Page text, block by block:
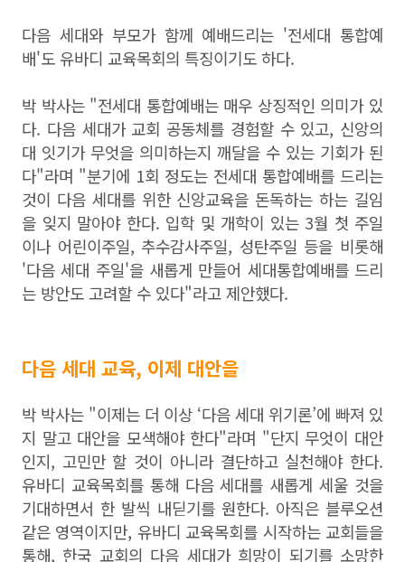
다음 세대와 부모가 함께 예배드리는 '전세대 통합예
배'도 유바디 교육목회의 특징이기도 하다.
박 박사는 "전세대 통합예배는 매우 상징적인 의미가 있
다. 다음 세대가 교회 공동체를 경험할 수 있고, 신앙의
대 잇기가 무엇을 의미하는지 깨달을 수 있는 기회가 된
다"라며 "분기에 1회 정도는 전세대 통합예배를 드리는
것이 다음 세대를 위한 신앙교육을 돈독하는 하는 길임
을 잊지 말아야 한다. 입학 및 개학이 있는 3월 첫 주일
이나 어린이주일, 추수감사주일, 성탄주일 등을 비롯해
'다음 세대 주일'을 새롭게 만들어 세대통합예배를 드리
는 방안도 고려할 수 있다"라고 제안했다.
다음 세대 교육, 이제 대안을
박 박사는 "이제는 더 이상 ‘다음 세대 위기론’에 빠져 있
지 말고 대안을 모색해야 한다"라며 "단지 무엇이 대안
인지, 고민만 할 것이 아니라 결단하고 실천해야 한다.
유바디 교육목회를 통해 다음 세대를 새롭게 세울 것을
기대하면서 한 발씩 내딛기를 원한다. 아직은 블루오션
같은 영역이지만, 유바디 교육목회를 시작하는 교회들을
통해, 한국 교회의 다음 세대가 희망이 되기를 소망한